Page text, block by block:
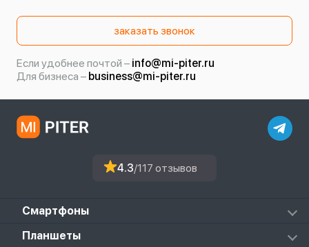
заказать звонок
Если удобнее почтой – info@mi-piter.ru
Для бизнеса – business@mi-piter.ru
4.3/117 отзывов
Смартфоны
Redmi
Планшеты